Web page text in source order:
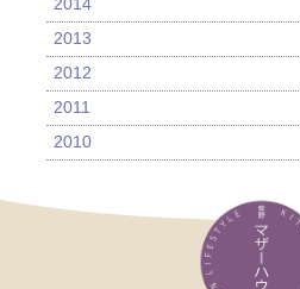
2013
2012
2011
2010